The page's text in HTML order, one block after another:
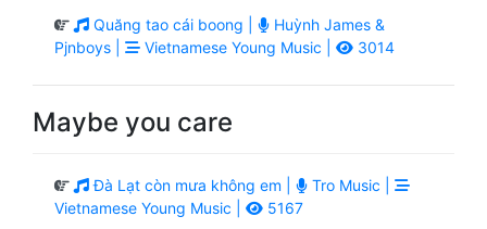
Quăng tao cái boong |
Huỳnh James &
Pjnboys |
Vietnamese Young Music | 3014
Maybe you care
Đà Lạt còn mưa không em |
Tro Music |
Vietnamese Young Music |
5167